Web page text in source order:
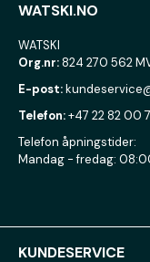
WATSKI.NO
WATSKI
Org.nr:824 270 562
E-post:
Telefon:+47 22 82 00
Telefon åpningstider:
Mandag - fredag:
KUNDESERVICE